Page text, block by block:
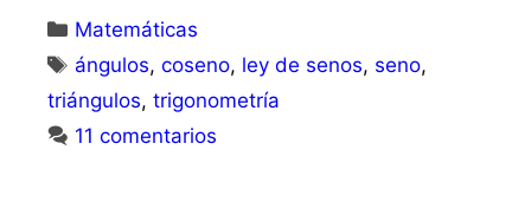
Matemáticas
ángulos,coseno, ley de senos, seno,
triángulos, trigonometría
11 comentarios